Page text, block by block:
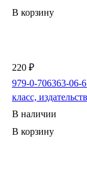
В корзину
220 ₽
979-0-706363-06-
класс,
В наличии
В корзину